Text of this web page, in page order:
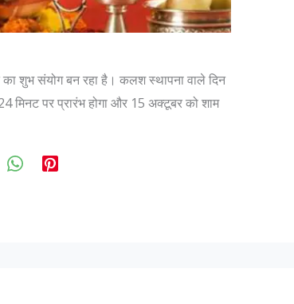
का शुभ संयोग बन रहा है। कलश स्थापना वाले दिन
मिनट पर प्रारंभ होगा और 15 अक्टूबर को शाम